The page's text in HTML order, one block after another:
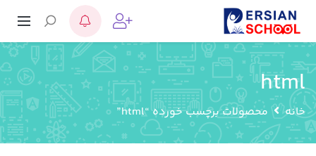
html
خانه محصولات برچسب خورده “html”